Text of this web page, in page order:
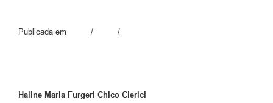
Publicada em / /
Haline Maria Furgeri Chico Clerici